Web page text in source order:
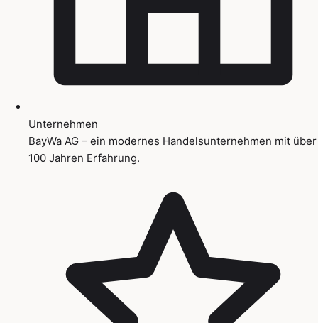
Unternehmen
BayWa AG – ein modernes Handelsunternehmen mit über
100 Jahren Erfahrung.